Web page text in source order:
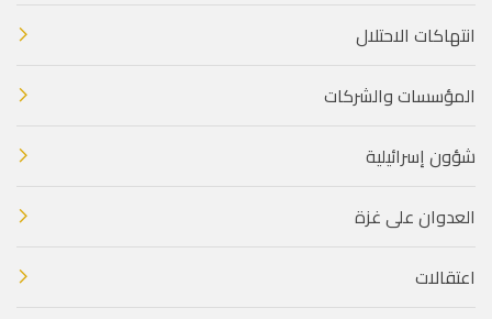
انتهاكات الاحتلال
المؤسسات والشركات
شؤون إسرائيلية
العدوان على غزة
اعتقالات